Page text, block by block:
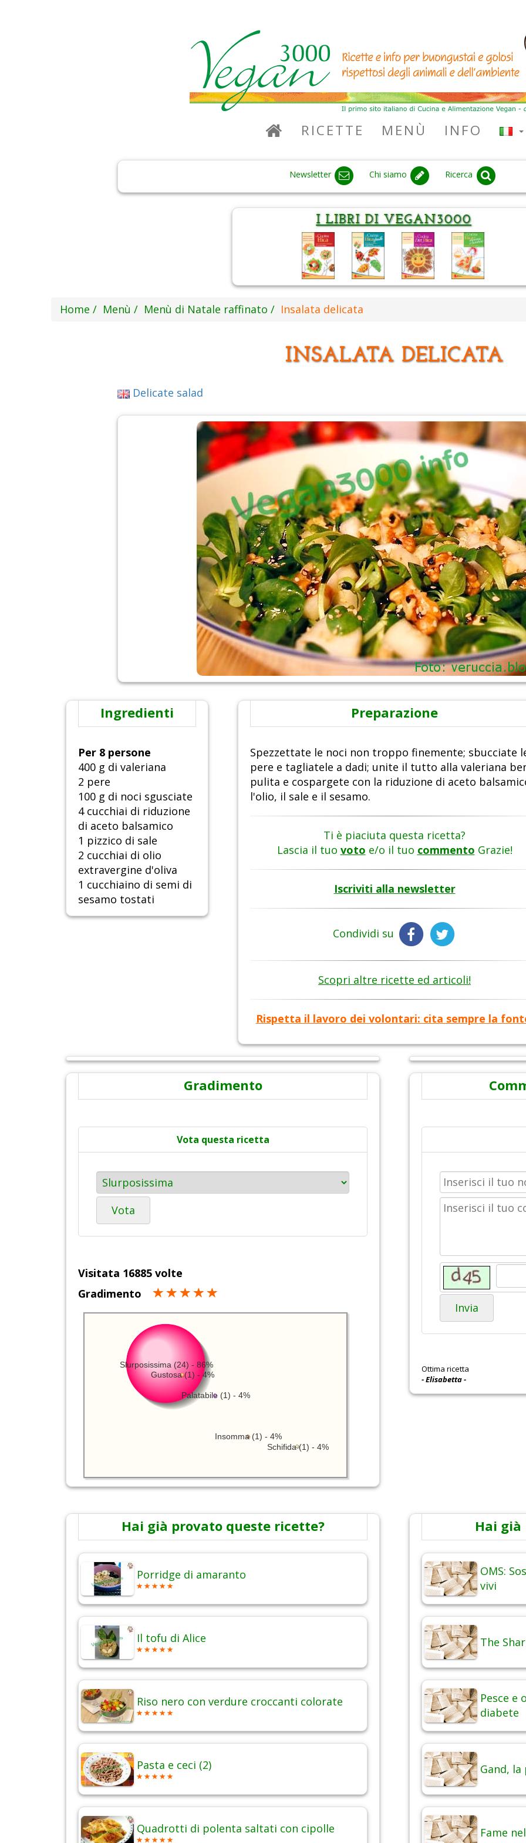
RICETTE MENÙ INFO
Newsletter Chi siamo Ricerca
Home Menù Menù di Natale raffinato Insalata delicata
INSALATA DELICATA
Delicate salad
Ingredienti
Per 8 persone
400 g di valeriana
2 pere
100 g di noci sgusciate
4 cucchiai di riduzione
di aceto balsamico
1 pizzico di sale
2 cucchiai di olio
extravergine d'oliva
1 cucchiaino di semi di
sesamo tostati
Preparazione
Spezzettate le noci non troppo finemente; sbucciate
pere e tagliatele a dadi; unite il tutto alla valeriana
pulita e cospargete con la riduzione di aceto
l'olio, il sale e il sesamo.
Ti è piaciuta questa ricetta?
Lascia il tuo voto e/o il tuo commento Grazie!
Iscriviti alla newsletter
Condividi su
Scopri altre ricette ed articoli!
Rispetta il lavoro dei volontari: cita sempre la
Gradimento
Vota questa ricetta
Vota
Visitata 16885 volte
Gradimento
Slurposissima (24) - 86%
Schifida (1) - 4%
Insomma (1) - 4%
Palatabile (1) - 4%
Gustosa (1) - 4%
Invia
Ottima ricetta
- Elisabetta -
Hai già provato queste ricette?
Porridge di amaranto
Il tofu di Alice
Riso nero con verdure croccanti colorate
Pasta e ceci (2)
Quadrotti di polenta saltati con cipolle
Hai
OMS:
vivi
The
Pesce e
diabete
Gand,
Fame